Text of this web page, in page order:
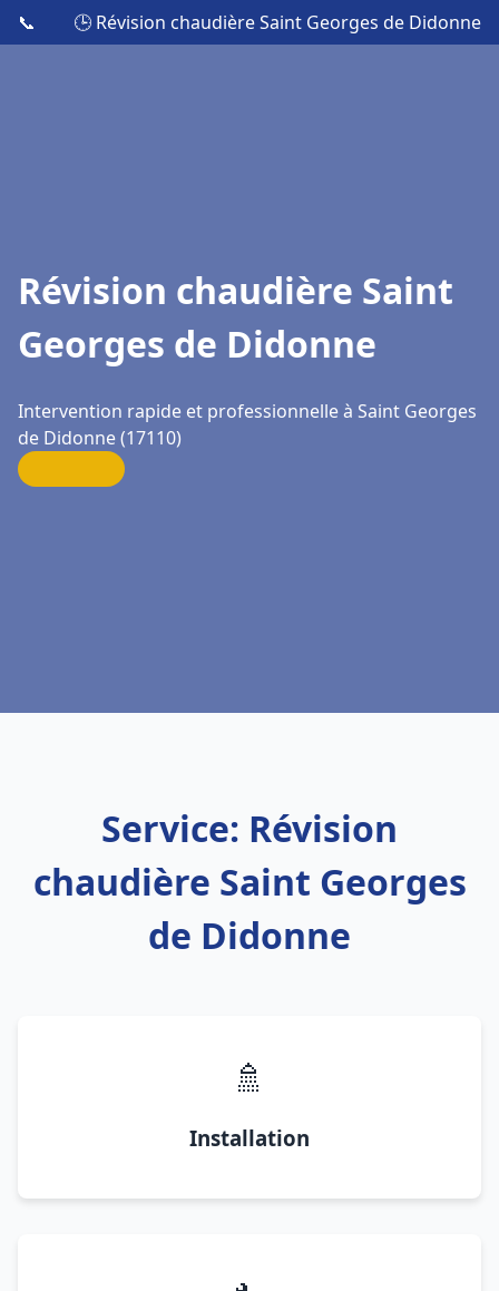
📞 🕒 Révision chaudière Saint Georges de Didonne
Révision chaudière Saint
Georges de Didonne
Intervention rapide et professionnelle à Saint Georges
de Didonne (17110)
Service: Révision
chaudière Saint Georges
de Didonne
🚿
Installation